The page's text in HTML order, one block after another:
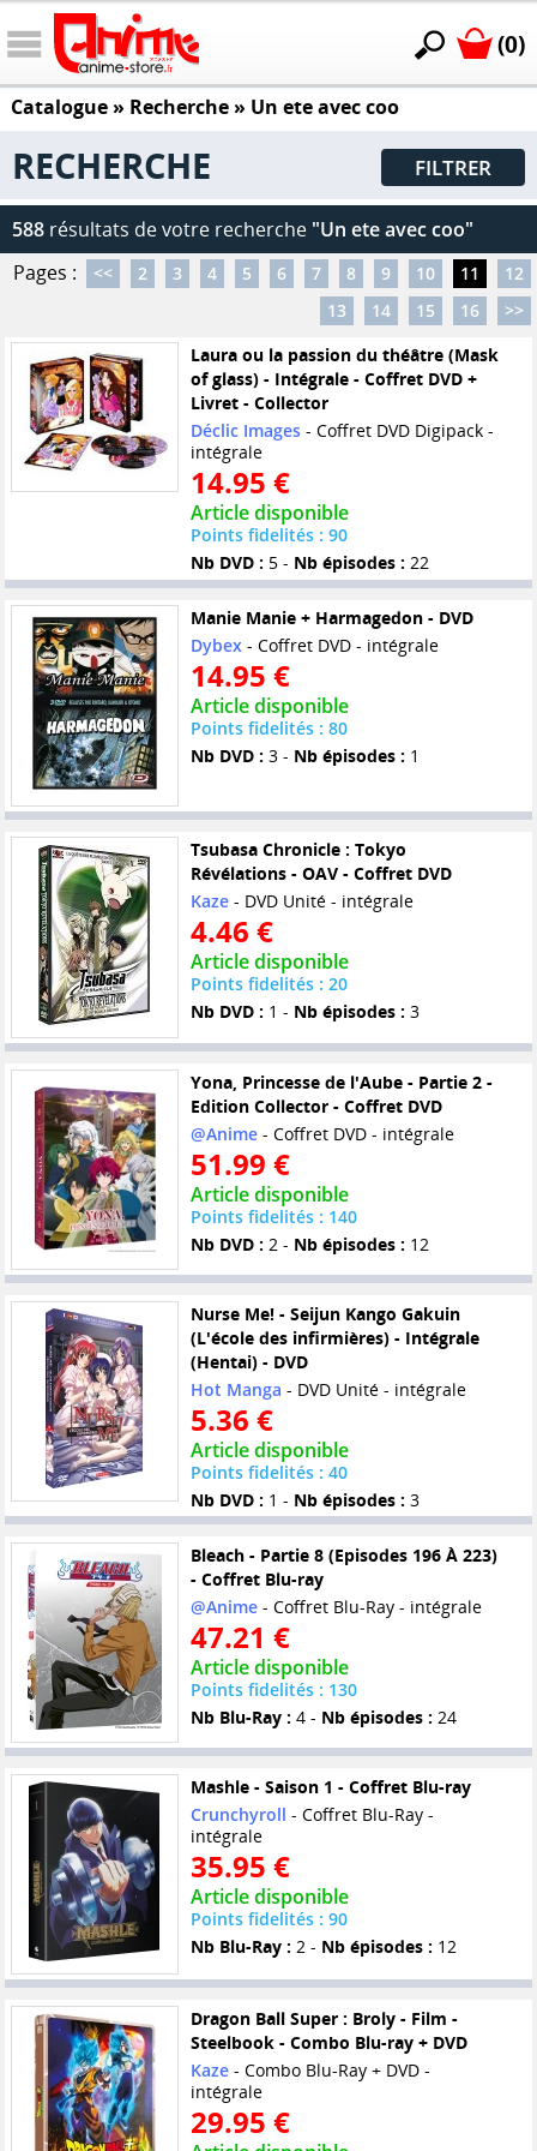
(0)
Catalogue» Recherche » Un ete avec coo
RECHERCHE FILTRER
588 résultats de votre recherche "Un ete avec coo"
Pages :
<< 2 3 4 5 6 7 8 9 10 11
12
13
14 15 16
>>
Laura ou la passion du théâtre (Mask
of glass) - Intégrale - Coffret DVD +
Livret - Collector
Déclic Images- Coffret DVD Digipack -
intégrale
14.95 €
Article disponible
Points fidelités : 90
Nb DVD : 5 - Nb épisodes : 22
Manie Manie + Harmagedon - DVD
Dybex- Coffret DVD - intégrale
14.95 €
Article disponible
Points fidelités : 80
Nb DVD : 3 - Nb épisodes : 1
Tsubasa Chronicle : Tokyo
Révélations - OAV - Coffret DVD
Kaze- DVD Unité - intégrale
4.46 €
Article disponible
Points fidelités : 20
Nb DVD : 1 - Nb épisodes : 3
Yona, Princesse de l'Aube - Partie 2 -
Edition Collector - Coffret DVD
@Anime- Coffret DVD - intégrale
51.99 €
Article disponible
Points fidelités : 140
Nb DVD : 2 - Nb épisodes : 12
Nurse Me! - Seijun Kango Gakuin
(L'école des infirmières) - Intégrale
(Hentai) - DVD
Hot Manga - DVD Unité - intégrale
5.36 €
Article disponible
Points fidelités : 40
Nb DVD : 1 - Nb épisodes : 3
Bleach - Partie 8 (Episodes 196 À 223)
- Coffret Blu-ray
@Anime- Coffret Blu-Ray - intégrale
47.21 €
Article disponible
Points fidelités : 130
Nb Blu-Ray : 4 - Nb épisodes : 24
Mashle - Saison 1 - Coffret Blu-ray
Crunchyroll - Coffret Blu-Ray -
intégrale
35.95 €
Article disponible
Points fidelités : 90
Nb Blu-Ray : 2 - Nb épisodes : 12
Dragon Ball Super : Broly - Film -
Steelbook - Combo Blu-ray + DVD
Kaze- Combo Blu-Ray + DVD -
intégrale
29.95 €